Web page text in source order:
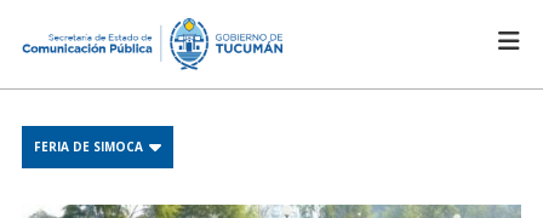
FERIA DE SIMOCA